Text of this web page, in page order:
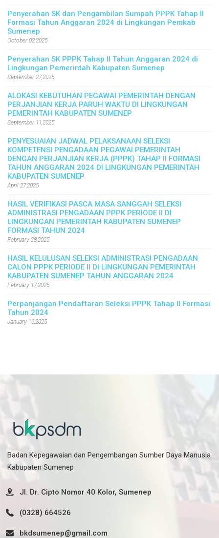
Penyerahan SK dan Pengambilan Sumpah PPPK Tahap II
Formasi Tahun Anggaran 2024 di Lingkungan Pemkab
Sumenep
October 02,2025
Penyerahan SK PPPK Tahap II Tahun Anggaran 2024 di
Lingkungan Pemerintah Kabupaten Sumenep
September 27,2025
ALOKASI KEBUTUHAN PEGAWAI PEMERINTAH DENGAN
PERJANJIAN KERJA PARUH WAKTU DI LINGKUNGAN
PEMERINTAH KABUPATEN SUMENEP
September 11,2025
PENYESUAIAN JADWAL PELAKSANAAN SELEKSI
KOMPETENSI PENGADAAN PEGAWAI PEMERINTAH
DENGAN PERJANJIAN KERJA (PPPK) TAHAP II FORMASI
TAHUN ANGGARAN 2024 DI LINGKUNGAN PEMERINTAH
KABUPATEN SUMENEP
April 27,2025
HASIL VERIFIKASI PASCA MASA SANGGAH SELEKSI
ADMINISTRASI PENGADAAN PPPK PERIODE II DI
LINGKUNGAN PEMERINTAH KABUPATEN SUMENEP
FORMASI TAHUN 2024
February 28,2025
HASIL KELULUSAN SELEKSI ADMINISTRASI PENGADAAN
CALON PPPK PERIODE II DI LINGKUNGAN PEMERINTAH
KABUPATEN SUMENEP TAHUN ANGGARAN 2024
February 17,2025
Perpanjangan Pendaftaran Seleksi PPPK Tahap II Formasi
Tahun 2024
January 16,2025
Badan Kepegawaian dan Pengembangan Sumber Daya Manusia
Kabupaten Sumenep
Jl. Dr. Cipto Nomor 40 Kolor, Sumenep
(0328) 664526
bkdsumenep@gmail.com